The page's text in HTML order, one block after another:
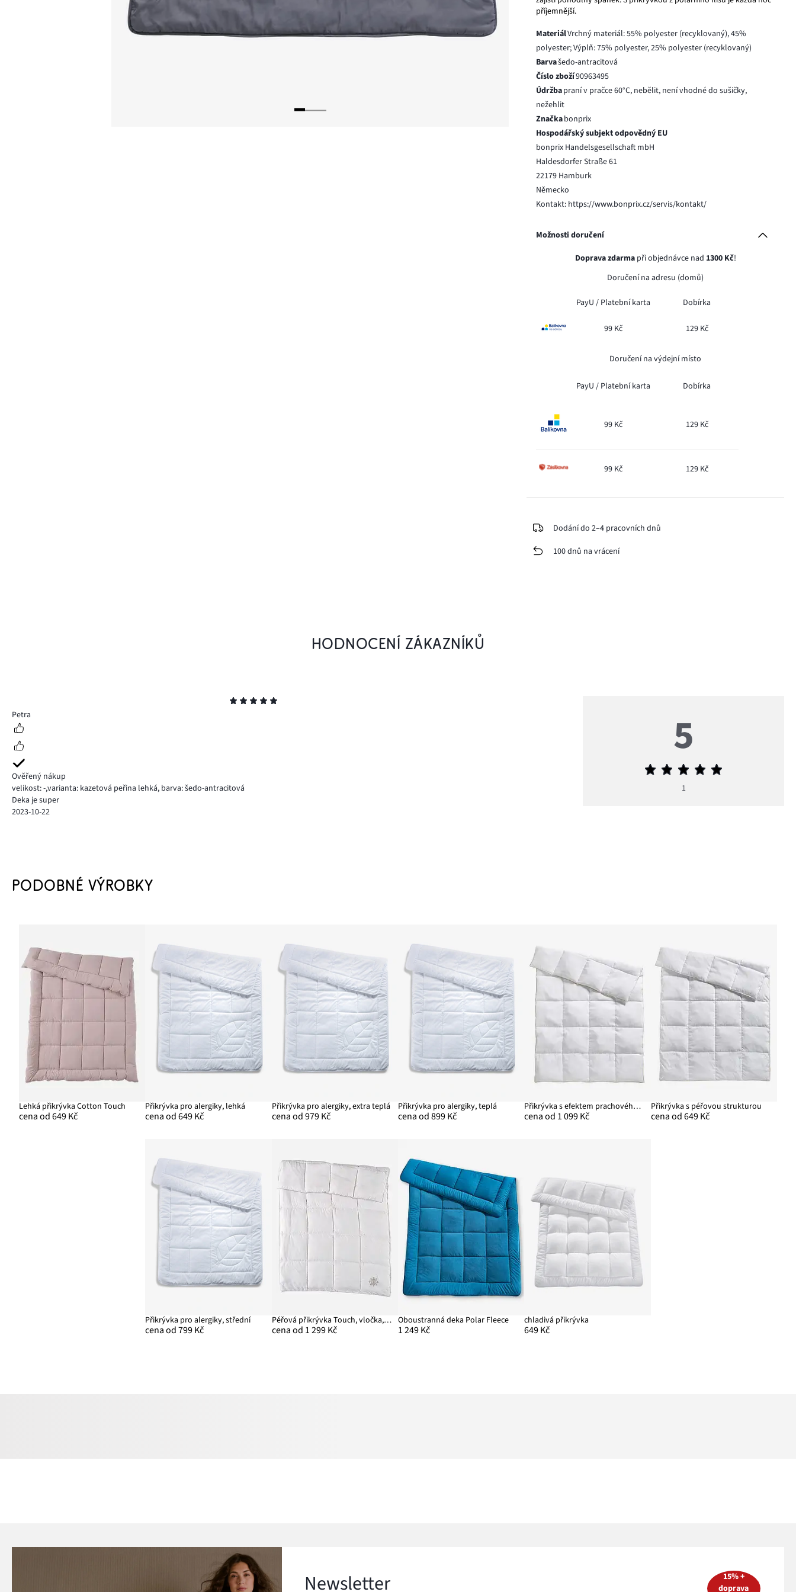
příjemnější.
MateriálVrchný materiál: 55% polyester (recyklovaný), 45%
polyester; Výplň: 75% polyester, 25% polyester (recyklovaný)
Barvašedo-antracitová
Číslo zboží90963495
Údržbapraní v pračce 60°C, nebělit, není vhodné do sušičky,
nežehlit
Značkabonprix
Hospodářský subjekt odpovědný EU
bonprix Handelsgesellschaft mbH
Haldesdorfer Straße 61
22179 Hamburk
Německo
Kontakt: https://www.bonprix.cz/servis/kontakt/
Možnosti doručení
Doprava zdarmapři objednávce nad 1300 Kč!
Doručení na adresu (domů)
PayU / Platební karta Dobírka
99 Kč 129 Kč
Doručení na výdejní místo
PayU / Platební karta Dobírka
99 Kč 129 Kč
99 Kč 129 Kč
Dodání do 2–4 pracovních dnů
100 dnů na vrácení
HODNOCENÍ ZÁKAZNÍKŮ
5
Petra
Ověřený nákup
velikost: -,varianta: kazetová peřina lehká, barva: šedo-antracitová
Deka je super
2023-10-22
5
Průměrné
5
1
PODOBNÉ VÝROBKY
Lehká přikrývka Cotton Touch
cena od 649 Kč
Přikrývka pro alergiky, lehká
cena od 649 Kč
Přikrývka pro alergiky, extra teplá
cena od 979 Kč
Přikrývka pro alergiky, teplá
cena od 899 Kč
Přikrývka s efektem prachového peří, extra teplá
cena od 1 099 Kč
Přikrývka s péřovou strukturou
cena od 649 Kč
Přikrývka pro alergiky, střední
cena od 799 Kč
Péřová přikrývka Touch, vločka, teplá
cena od 1 299 Kč
Oboustranná deka Polar Fleece
1 249 Kč
chladivá přikrývka
649 Kč
Newsletter
15% +
doprava